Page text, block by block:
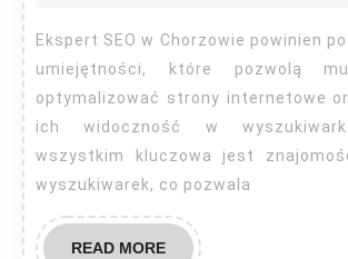
Ekspert SEO w Chorzowie powinien posiadać szereg
umiejętności, które pozwolą
optymalizować strony internetowe
ich widoczność w
wszystkim kluczowa jest
wyszukiwarek, co pozwala
READ MOREREAD